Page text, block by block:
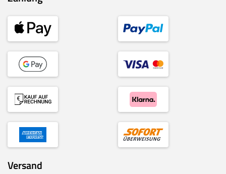
Versand